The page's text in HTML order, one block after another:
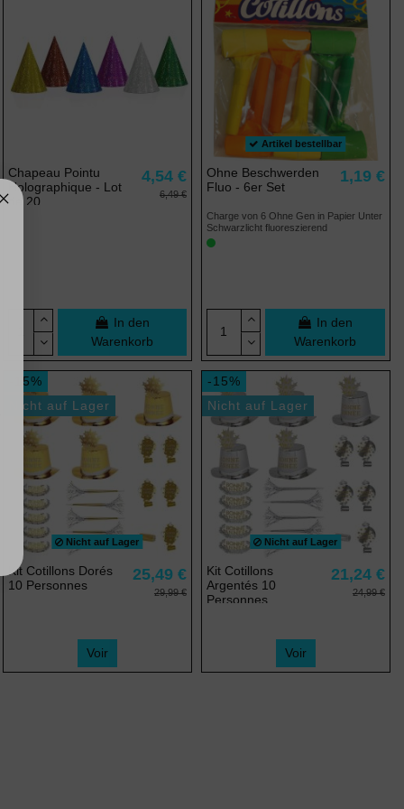
Chapeau Pointu
Holographique - Lot
de 20
4,54 €
6,49 €
In den
Warenkorb
Artikel bestellbar
Ohne Beschwerden
Fluo - 6er Set
1,19 €
Charge von 6 Ohne Gen in Papier Unter
Schwarzlicht fluoreszierend
In den
Warenkorb
-15%
Nicht auf Lager
Nicht auf Lager
Kit Cotillons Dorés
10 Personnes
25,49 €
29,99 €
Voir
-15%
Nicht auf Lager
Nicht auf Lager
Kit Cotillons
Argentés 10
Personnes
21,24 €
24,99 €
Voir